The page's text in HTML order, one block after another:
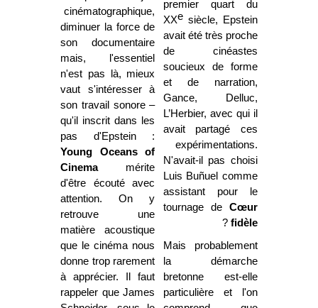
premier quart du
XXesiècle, Epstein
avait été très proche
de cinéastes
soucieux de forme
et de narration,
Gance, Delluc,
L’Herbier, avec qui il
avait partagé ces
expérimentations.
N'avait-il pas choisi
Luis Buñuel comme
assistant pour le
tournage de Cœur
fidèle
?
Mais probablement
la démarche
bretonne est-elle
particulière et l'on
cinématographique,
diminuer la force de
son documentaire
mais, l'essentiel
n'est pas là, mieux
vaut s'intéresser à
son travail sonore –
qu'il inscrit dans les
pas d'Epstein :
Young Oceans of
Cinemamérite
d'être écouté avec
attention. On y
retrouve une
matière acoustique
que le cinéma nous
donne trop rarement
à apprécier. Il faut
rappeler que James